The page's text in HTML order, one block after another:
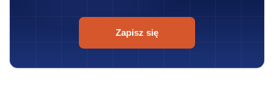
Zapisz się